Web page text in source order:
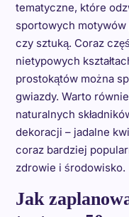
tematyczne, które
sportowych motywów
czy sztuką. Coraz
nietypowych
prostokątów można
gwiazdy. Warto
naturalnych
dekoracji – jadalne
coraz bardziej
zdrowie i środowisko.
Jak